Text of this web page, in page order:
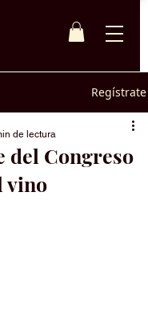
Regístrate
del Congreso
vino
de lectura